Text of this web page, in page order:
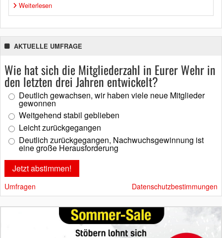
Weiterlesen
AKTUELLE UMFRAGE
Wie hat sich die Mitgliederzahl in Eurer Wehr in
den letzten drei Jahren entwickelt?
Deutlich gewachsen, wir haben viele neue Mitglieder
gewonnen
Weitgehend stabil geblieben
Leicht zurückgegangen
Deutlich zurückgegangen, Nachwuchsgewinnung ist
eine große Herausforderung
Umfragen Datenschutzbestimmungen